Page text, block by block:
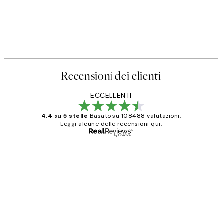
Recensioni dei clienti
ECCELLENTI
4.4 su 5 stelle Basato su 108488 valutazioni.
Leggi alcune delle recensioni qui.